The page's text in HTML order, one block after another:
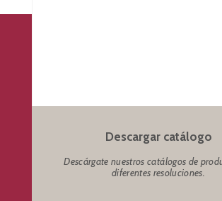
Descargar catálogo
Descárgate nuestros catálogos de
diferentes resoluciones.